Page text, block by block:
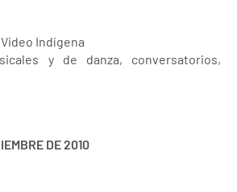
Indígena
y de danza, conversatorios,
DE 2010